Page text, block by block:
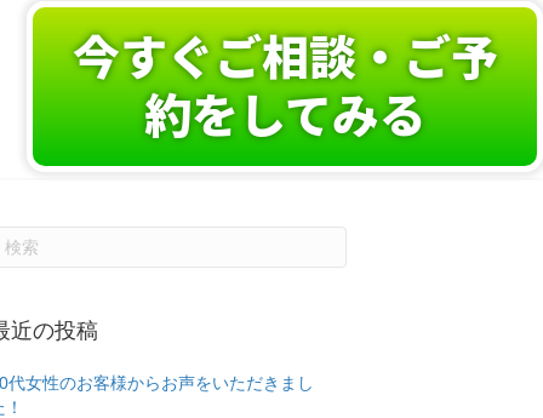
今すぐご相談・ご予
約をしてみる
近の投稿
代女性のお客様からお声をいただきまし
！